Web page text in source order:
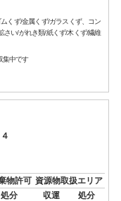
くず/金属くず/ガラスくず、コン
さい/がれき類/紙くず/木くず/繊維
集中です
物許可 資源物取扱エリア
処分 収運
処分